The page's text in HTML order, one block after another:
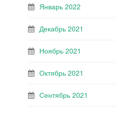
Январь 2022
Декабрь 2021
Ноябрь 2021
Октябрь 2021
Сентябрь 2021